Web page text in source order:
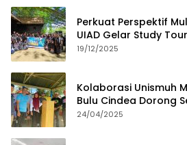
Perkuat Perspektif
UIAD Gelar Study
19/12/2025
Kolaborasi Unismuh
Bulu Cindea Dorong
24/04/2025